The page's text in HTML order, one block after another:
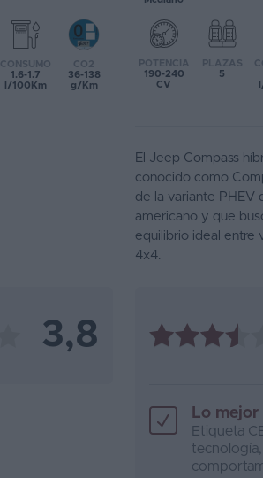
CONSUMO
1.6-1.7
l/100Km
CO2
36-138
g/Km
POTENCIA
190-240
CV
PLAZAS
5
El Jeep Compass
conocido como
de la variante PHEV
americano y que
equilibrio ideal entre
4x4.
3,8
Lo mejor
Etiqueta
tecnología,